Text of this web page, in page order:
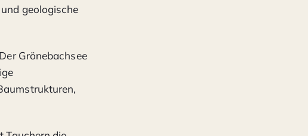
geologische
Grönebachsee